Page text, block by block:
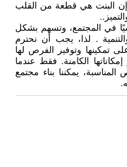
إن البنت هي قطعة من القلب
في المجتمع، وتسهم بشكل
. لذا، يجب أن نحترم
تمكينها وتوفير الفرص لها
الكامنة. فقط عندما
يمكننا بناء مجتمع